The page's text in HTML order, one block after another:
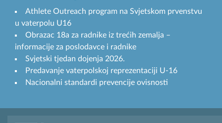
Athlete Outreach program na Svjetskom prvenstvu
u vaterpolu U16
Obrazac 18a za radnike iz trećih zemalja –
informacije za poslodavce i radnike
Svjetski tjedan dojenja 2026.
Predavanje vaterpolskoj reprezentaciji U-16
Nacionalni standardi prevencije ovisnosti